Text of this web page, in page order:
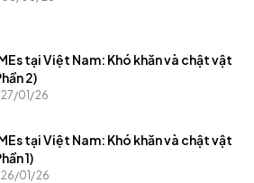
tại Việt Nam: Khó khăn và chật vật
2)
27/01/26
tại Việt Nam: Khó khăn và chật vật
1)
26/01/26